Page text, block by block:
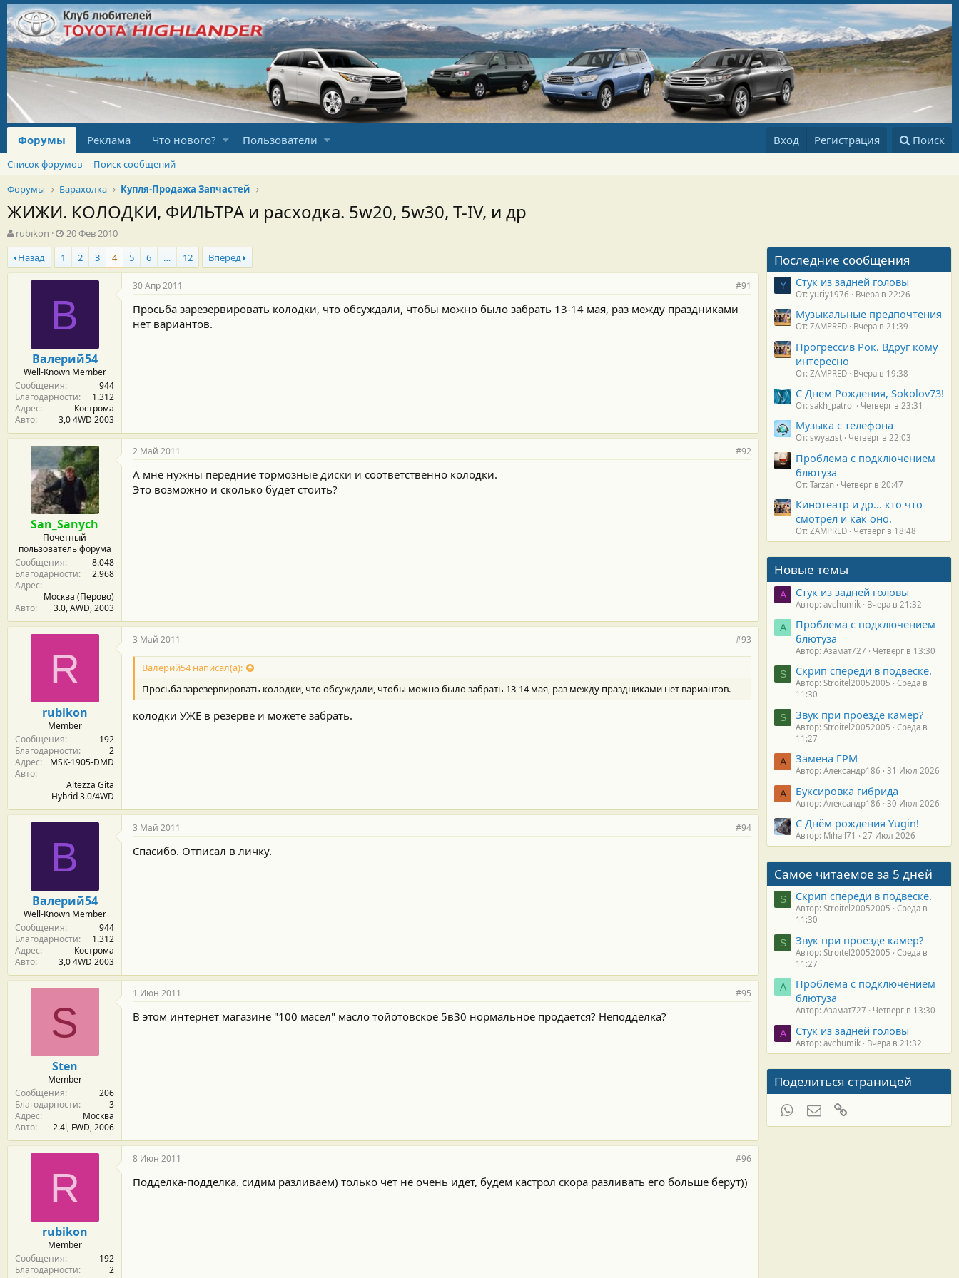
Форумы Реклама Что нового? Пользователи Вход Регистрация Поиск
Список форумов
Поиск сообщений
Форумы
Барахолка Купля-Продажа Запчастей
ЖИЖИ. КОЛОДКИ, ФИЛЬТРА и расходка. 5w20, 5w30, T-IV, и др
А
в
т
о
rubikon
Д
а
а
н
ч
а
20 Фев 2010
Назад
1 2 3 4 5 6 … 12 Вперёд
В
Валерий54
Well-Known Member
Сообщения
944
Благодарности
1.312
Адрес
Кострома
Авто
3,0 4WD 2003
30 Апр 2011 #91
Просьба зарезервировать колодки, что обсуждали, чтобы можно было забрать 13-14 мая, раз между праздниками
нет вариантов.
San_Sanych
Почетный
пользователь форума
Сообщения
8.048
Благодарности
2.968
Адрес
Москва (Перово)
Авто
3.0, AWD, 2003
2 Май 2011 #92
А мне нужны передние тормозные диски и соответственно колодки.
Это возможно и сколько будет стоить?
R
rubikon
Member
Сообщения
192
Благодарности
2
Адрес
MSK-1905-DMD
Авто
Altezza Gita
Hybrid 3.0/4WD
3 Май 2011 #93
Валерий54 написал(а):
Просьба зарезервировать колодки, что обсуждали, чтобы можно было забрать 13-14 мая, раз между праздниками нет вариантов.
колодки УЖЕ в резерве и можете забрать.
В
Валерий54
Well-Known Member
Сообщения
944
Благодарности
1.312
Адрес
Кострома
Авто
3,0 4WD 2003
3 Май 2011 #94
Спасибо. Отписал в личку.
S
Sten
Member
Сообщения
206
Благодарности
3
Адрес
Москва
Авто
2.4l, FWD, 2006
1 Июн 2011 #95
В этом интернет магазине "100 масел" масло тойотовское 5в30 нормальное продается? Неподделка?
R
rubikon
Member
Сообщения
192
Благодарности
2
8 Июн 2011 #96
Подделка-подделка. сидим разливаем) только чет не очень идет, будем кастрол скора разливать его больше берут))
Последние сообщения
Y Стук из задней головы
От: yuriy1976 Вчера в 22:26
Музыкальные предпочтения
От: ZAMPRED Вчера в 21:39
Прогрессив Рок. Вдруг кому
интересно
От: ZAMPRED Вчера в 19:38
С Днем Рождения, Sokolov73!
От: sakh_patrol Четверг в 23:31
Музыка с телефона
От: swyazist Четверг в 22:03
Проблема с подключением
блютуза
От: Tarzan Четверг в 20:47
Кинотеатр и др... кто что
смотрел и как оно.
От: ZAMPRED Четверг в 18:48
Новые темы
A Стук из задней головы
Автор: avchumik Вчера в 21:32
А
Проблема с подключением
блютуза
Автор: Азамат727 Четверг в 13:30
S Скрип спереди в подвеске.
Автор: Stroitel20052005
Среда в
11:30
S Звук при проезде камер?
Автор: Stroitel20052005
Среда в
11:27
А Замена ГРМ
Автор: Александр186 31 Июл 2026
А Буксировка гибрида
Автор: Александр186 30 Июл 2026
С Днём рождения Yugin!
Автор: Mihail71 27 Июл 2026
Самое читаемое за 5 дней
S Скрип спереди в подвеске.
Автор: Stroitel20052005
Среда в
11:30
S Звук при проезде камер?
Автор: Stroitel20052005
Среда в
11:27
А
Проблема с подключением
блютуза
Автор: Азамат727 Четверг в 13:30
A Стук из задней головы
Автор: avchumik Вчера в 21:32
Поделиться страницей
WhatsAppЭлектронная почта